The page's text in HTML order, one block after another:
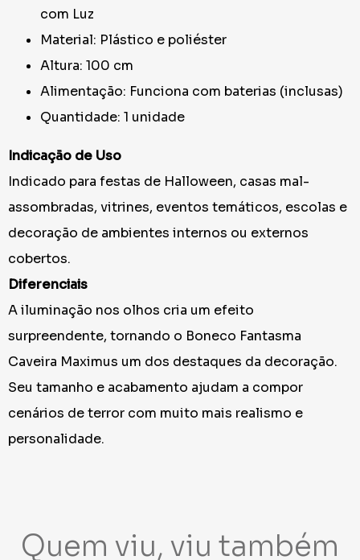
com Luz
Material: Plástico e poliéster
Altura: 100 cm
Alimentação: Funciona com baterias (inclusas)
Quantidade: 1 unidade
Indicação de Uso
Indicado para festas de Halloween, casas mal-
assombradas, vitrines, eventos temáticos, escolas e
decoração de ambientes internos ou externos
cobertos.
Diferenciais
A iluminação nos olhos cria um efeito
surpreendente, tornando o Boneco Fantasma
Caveira Maximus um dos destaques da decoração.
Seu tamanho e acabamento ajudam a compor
cenários de terror com muito mais realismo e
personalidade.
Quem viu, viu também